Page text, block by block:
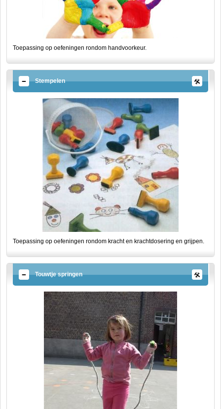
Toepassing op oefeningen rondom handvoorkeur.
Stempelen
Toepassing op oefeningen rondom kracht en krachtdosering en grijpen.
Touwtje springen